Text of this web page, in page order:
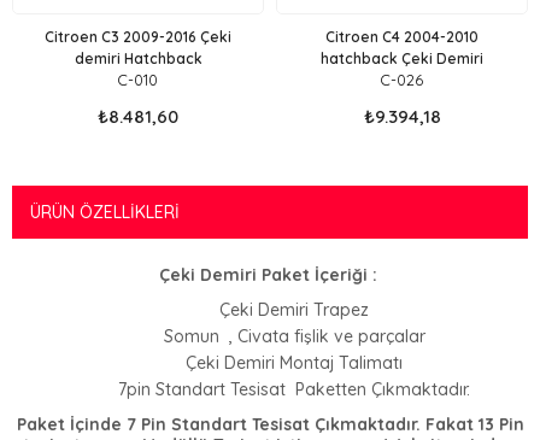
Citroen C3 2009-2016 Çeki
demiri Hatchback
C-010
₺8.481,60
Citroen C4 2004-2010
hatchback Çeki Demiri
C-026
₺9.394,18
ÜRÜN ÖZELLIKLERI
Çeki Demiri Paket İçeriği :
Çeki Demiri Trapez
Somun , Civata fişlik ve parçalar
Çeki Demiri Montaj Talimatı
7pin Standart Tesisat Paketten Çıkmaktadır.
Paket İçinde 7 Pin Standart Tesisat Çıkmaktadır. Fakat 13 Pin